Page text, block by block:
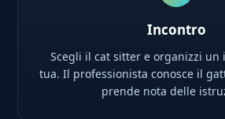
Incontro
Scegli il cat sitter e organizzi un
tua. Il professionista conosce il
prende nota delle